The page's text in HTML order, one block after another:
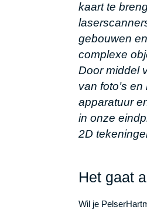
kaart te
gebouwen
complexe
Door middel
van foto’s
apparatuur
in onze
2D
Het gaat
Wil je